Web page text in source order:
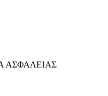
ΑΣΦΑΛΕΙΑΣ